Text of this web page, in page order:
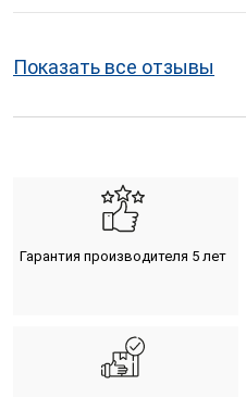
Показать все отзывы
Гарантия производителя 5 лет